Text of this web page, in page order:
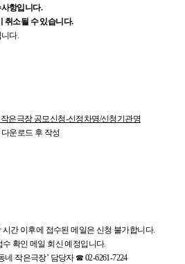
항입니다.
취소될 수 있습니다.
다.
은극장 공모신청-신정차명/신청기관명
운로드 후 작성
간 이후에 접수된 메일은 신청 불가합니다.
확인 메일 회신 예정입니다.
작은극장’ 담당자 ☎ 02-6261-7224